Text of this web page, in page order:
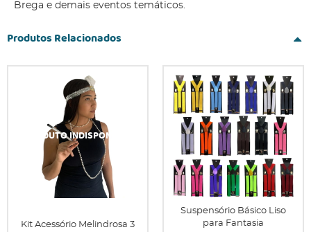
Brega e demais eventos temáticos.
Produtos Relacionados
Kit Acessório Melindrosa 3
Suspensório Básico Liso
para Fantasia